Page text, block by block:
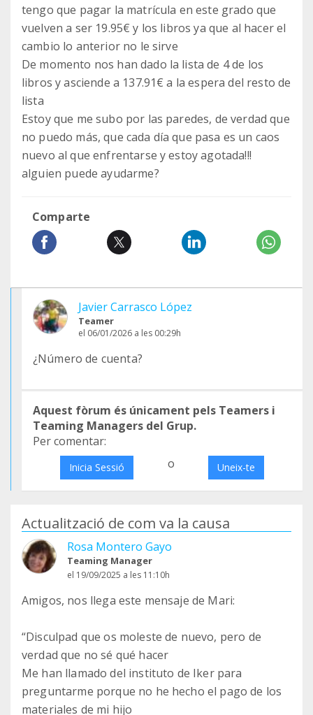
tengo que pagar la matrícula en este grado que
vuelven a ser 19.95€ y los libros ya que al hacer el
cambio lo anterior no le sirve
De momento nos han dado la lista de 4 de los
libros y asciende a 137.91€ a la espera del resto de
lista
Estoy que me subo por las paredes, de verdad que
no puedo más, que cada día que pasa es un caos
nuevo al que enfrentarse y estoy agotada!!!
alguien puede ayudarme?
Comparte
Javier Carrasco López
Teamer
el 06/01/2026 a les 00:29h
¿Número de cuenta?
Aquest fòrum és únicament pels Teamers i
Teaming Managers del Grup.
Per comentar:
Inicia Sessió o Uneix-te
Actualització de com va la causa
Rosa Montero Gayo
Teaming Manager
el 19/09/2025 a les 11:10h
Amigos, nos llega este mensaje de Mari:
“Disculpad que os moleste de nuevo, pero de
verdad que no sé qué hacer
Me han llamado del instituto de Iker para
preguntarme porque no he hecho el pago de los
materiales de mi hijo